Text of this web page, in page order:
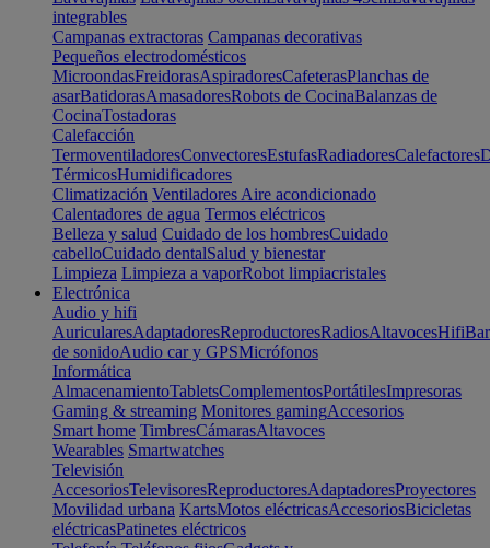
integrables
Campanas extractoras Campanas decorativas
Pequeños electrodomésticos
MicroondasFreidorasAspiradoresCafeterasPlanchas de
asarBatidorasAmasadoresRobots de CocinaBalanzas de
CocinaTostadoras
Calefacción
TermoventiladoresConvectoresEstufasRadiadoresCalefactores
TérmicosHumidificadores
Climatización Ventiladores Aire acondicionado
Calentadores de agua Termos eléctricos
Belleza y salud Cuidado de los hombresCuidado
cabelloCuidado dentalSalud y bienestar
Limpieza Limpieza a vaporRobot limpiacristales
Electrónica
Audio y hifi
AuricularesAdaptadoresReproductoresRadiosAltavocesHifi
de sonidoAudio car y GPSMicrófonos
Informática
AlmacenamientoTabletsComplementosPortátilesImpresoras
Gaming & streaming Monitores gamingAccesorios
Smart home TimbresCámarasAltavoces
Wearables Smartwatches
Televisión
AccesoriosTelevisoresReproductoresAdaptadoresProyectores
Movilidad urbana KartsMotos eléctricasAccesoriosBicicletas
eléctricasPatinetes eléctricos